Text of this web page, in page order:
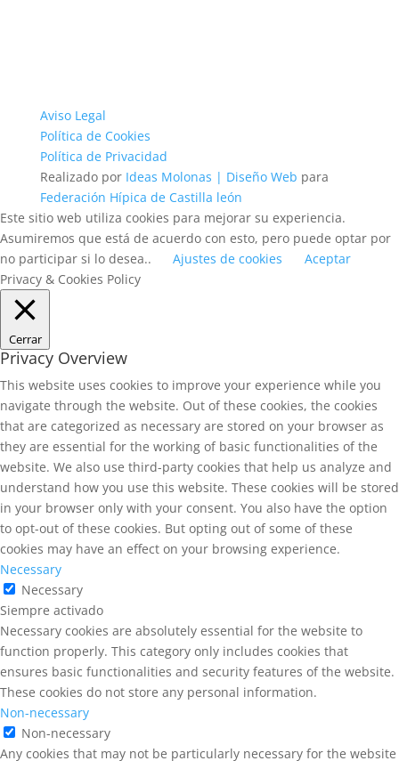
Aviso Legal
Política de Cookies
Política de Privacidad
Realizado por Ideas Molonas | Diseño Web para
Federación Hípica de Castilla león
Este sitio web utiliza cookies para mejorar su experiencia.
Asumiremos que está de acuerdo con esto, pero puede optar por
no participar si lo desea..
Ajustes de cookies
Aceptar
Privacy & Cookies Policy
Cerrar
Privacy Overview
This website uses cookies to improve your experience while you
navigate through the website. Out of these cookies, the cookies
that are categorized as necessary are stored on your browser as
they are essential for the working of basic functionalities of the
website. We also use third-party cookies that help us analyze and
understand how you use this website. These cookies will be stored
in your browser only with your consent. You also have the option
to opt-out of these cookies. But opting out of some of these
cookies may have an effect on your browsing experience.
Necessary
Necessary
Siempre activado
Necessary cookies are absolutely essential for the website to
function properly. This category only includes cookies that
ensures basic functionalities and security features of the website.
These cookies do not store any personal information.
Non-necessary
Non-necessary
Any cookies that may not be particularly necessary for the website